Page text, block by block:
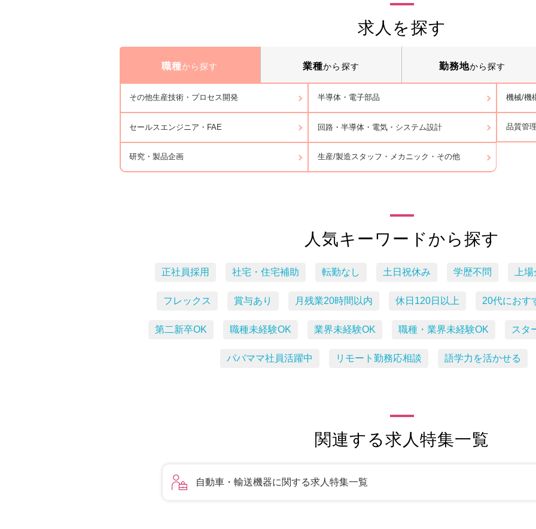
求人を探す
職種から探す 業種から探す 勤務地から探す
その他生産技術・プロセス開発 半導体・電子部品 機械/機
セールスエンジニア・FAE 回路・半導体・電気・システム設計 品質管
研究・製品企画 生産/製造スタッフ・メカニック・その他
人気キーワードから探す
正社員採用 社宅・住宅補助 転勤なし 土日祝休み 学歴不問 上
フレックス 賞与あり 月残業20時間以内 休日120日以上 20代におす
第二新卒OK 職種未経験OK 業界未経験OK 職種・業界未経験OK スタ
パパママ社員活躍中 リモート勤務応相談 語学力を活かせる
関連する求人特集一覧
自動車・輸送機器に関する求人特集一覧